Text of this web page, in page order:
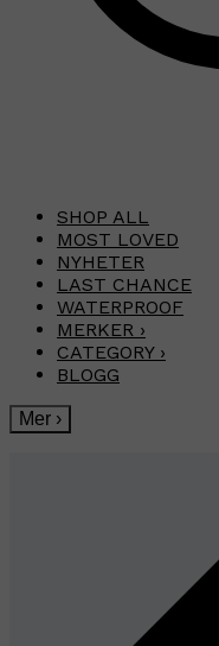
SHOP ALL
MOST LOVED
NYHETER
LAST CHANCE
WATERPROOF
MERKER ›
CATEGORY ›
BLOGG
Mer ›